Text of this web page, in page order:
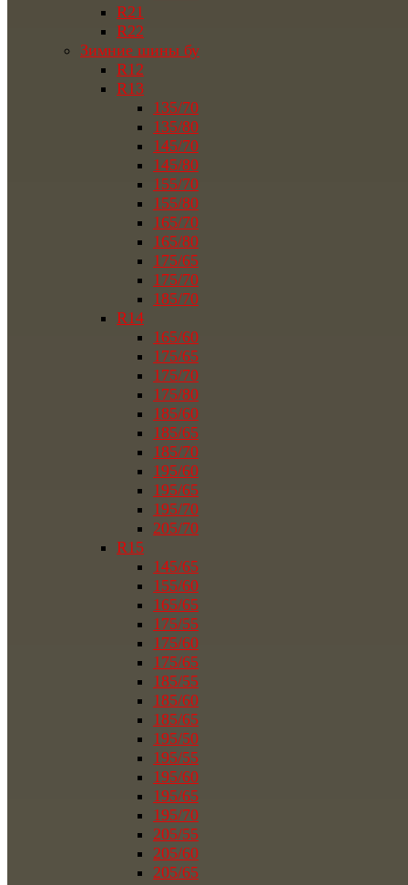
R21
R22
Зимние шины бу
R12
R13
135/70
135/80
145/70
145/80
155/70
155/80
165/70
165/80
175/65
175/70
185/70
R14
165/60
175/65
175/70
175/80
185/60
185/65
185/70
195/60
195/65
195/70
205/70
R15
145/65
155/60
165/65
175/55
175/60
175/65
185/55
185/60
185/65
195/50
195/55
195/60
195/65
195/70
205/55
205/60
205/65